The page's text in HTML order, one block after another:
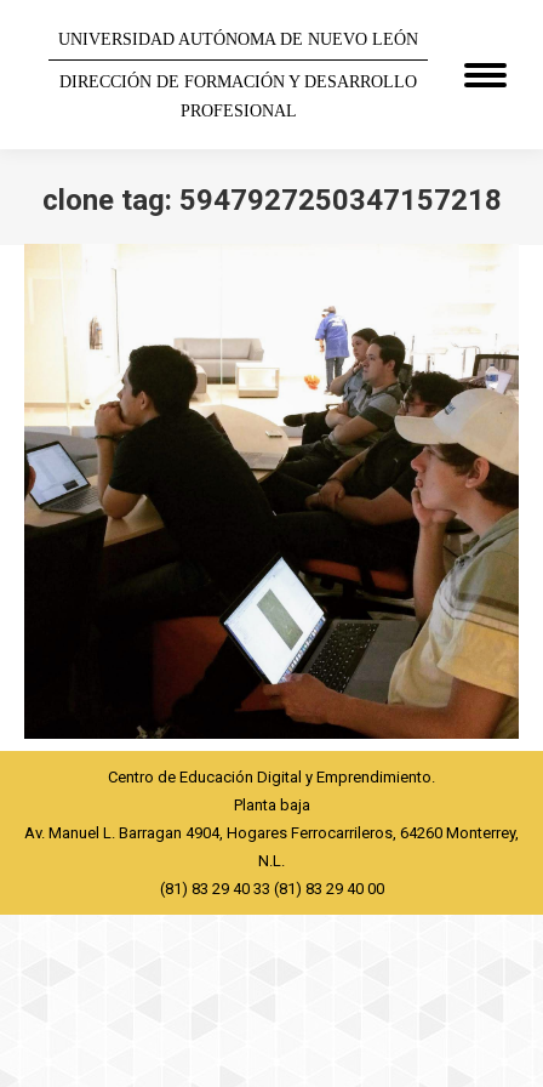
UNIVERSIDAD AUTÓNOMA DE NUEVO LEÓN
DIRECCIÓN DE FORMACIÓN Y DESARROLLO
PROFESIONAL
clone tag: 5947927250347157218
Centro de Educación Digital y Emprendimiento.
Planta baja
Av. Manuel L. Barragan 4904, Hogares Ferrocarrileros, 64260 Monterrey,
N.L.
(81) 83 29 40 33 (81) 83 29 40 00